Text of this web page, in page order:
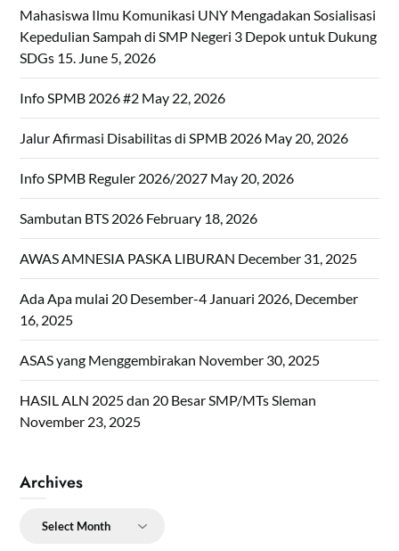
Mahasiswa Ilmu Komunikasi UNY Mengadakan Sosialisasi
Kepedulian Sampah di SMP Negeri 3 Depok untuk Dukung
SDGs 15. June 5, 2026
Info SPMB 2026 #2 May 22, 2026
Jalur Afirmasi Disabilitas di SPMB 2026 May 20, 2026
Info SPMB Reguler 2026/2027 May 20, 2026
Sambutan BTS 2026 February 18, 2026
AWAS AMNESIA PASKA LIBURAN December 31, 2025
Ada Apa mulai 20 Desember-4 Januari 2026, December
16, 2025
ASAS yang Menggembirakan November 30, 2025
HASIL ALN 2025 dan 20 Besar SMP/MTs Sleman
November 23, 2025
Archives
Archives